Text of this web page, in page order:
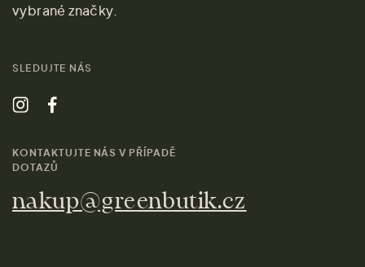
vybrané značky.
SLEDUJTE NÁS
KONTAKTUJTE NÁS V PŘÍPADĚ
DOTAZŮ
nakup@greenbutik.cz